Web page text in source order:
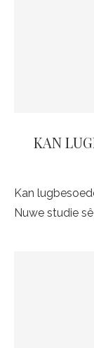
KAN
Kan
Nuwe studie